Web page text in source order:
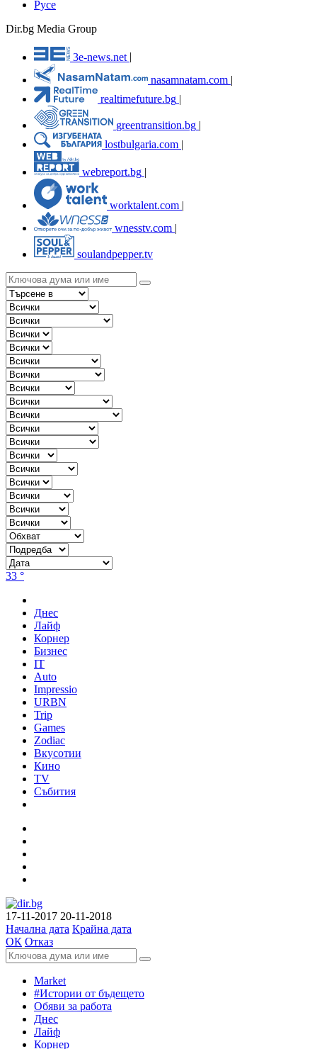
Русе
Dir.bg Media Group
3e-news.net
nasamnatam.com |
realtimefuture.bg |
greentransition.bg |
lostbulgaria.com |
webreport.bg
worktalent.com |
wnesstv.com |
soulandpepper.tv
33 °
Днес
Лайф
Корнер
Бизнес
IT
Auto
Impressio
URBN
Trip
Games
Zodiac
Вкусотии
Кино
TV
Събития
17-11-2017 20-11-2018
Начална дата Крайна дата
ОК Отказ
Market
#Истории от бъдещето
Обяви за работа
Днес
Лайф
Корнер